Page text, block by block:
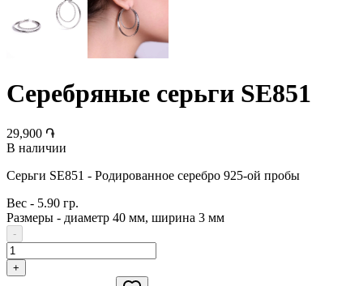
Серебряные серьги SE851
29,900 ֏
В наличии
Серьги SE851 - Родированное серебро 925-ой пробы
Вес - 5.90 гр.
Размеры - диаметр 40 мм, ширина 3 мм
-
+